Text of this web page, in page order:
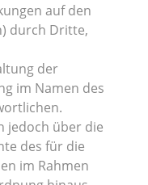
auf den
durch Dritte,
der
im Namen des
jedoch über die
des für die
im Rahmen